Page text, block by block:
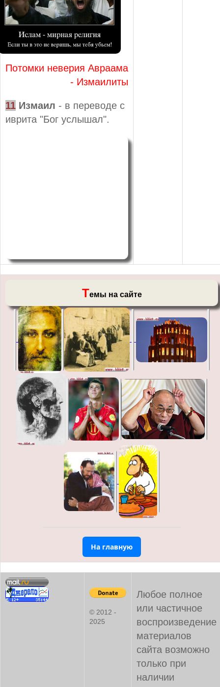
Потомки неверия Авраама
- Измаилиты
11 Измаил - в переводе с
иврита "Бог услышал".
Темы на сайте
На главную
© 2012 -
2025
Любое полное
или частичное
воспроизведение
материалов
сайта возможно
только при
наличии